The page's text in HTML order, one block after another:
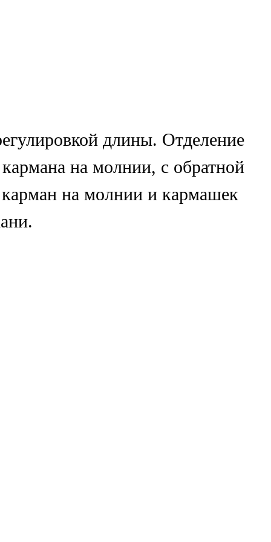
длины. Отделение
на молнии, с обратной
на молнии и кармашек